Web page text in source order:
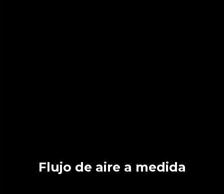
Flujo de aire a medida